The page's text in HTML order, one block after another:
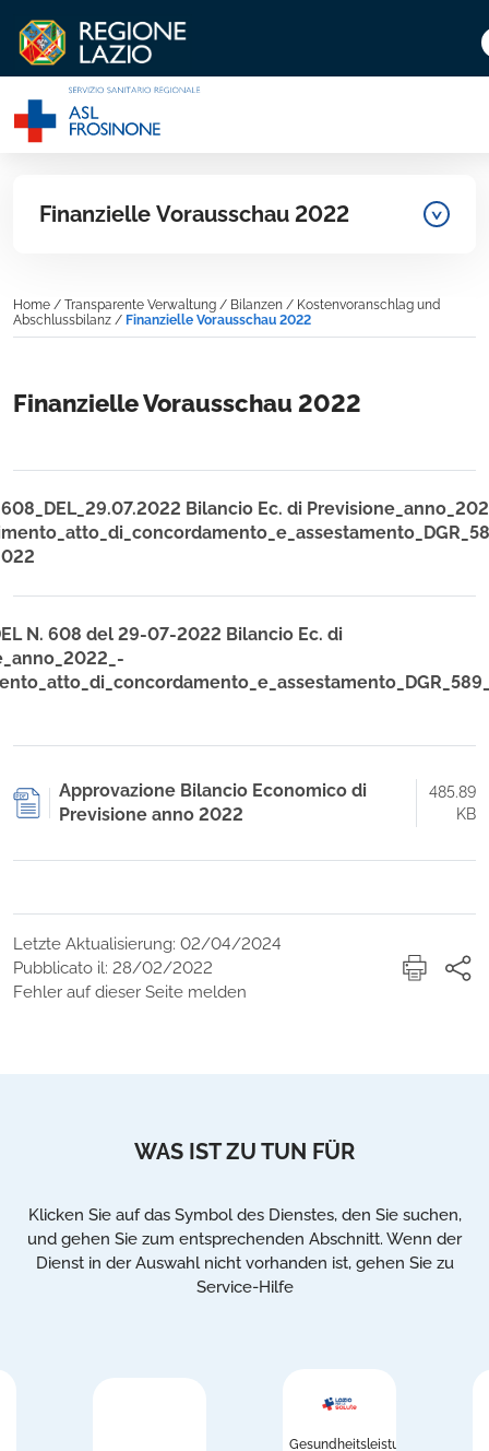
Finanzielle Vorausschau 2022
Home / Transparente Verwaltung / Bilanzen / Kostenvoranschlag und
Abschlussbilanz / Finanzielle Vorausschau 2022
Finanzielle Vorausschau 2022
Bilancio Ec. di
N. 608 del 29-07-2022 Bilancio Ec. di
Approvazione Bilancio Economico di
Previsione anno 2022
485.89
KB
Letzte Aktualisierung: 02/04/2024
Pubblicato il: 28/02/2022
Fehler auf dieser Seite melden
WAS IST ZU TUN FÜR
Klicken Sie auf das Symbol des Dienstes, den Sie suchen,
und gehen Sie zum entsprechenden Abschnitt. Wenn der
Dienst in der Auswahl nicht vorhanden ist, gehen Sie zu
Service-Hilfe
Gesundheitsleistungen